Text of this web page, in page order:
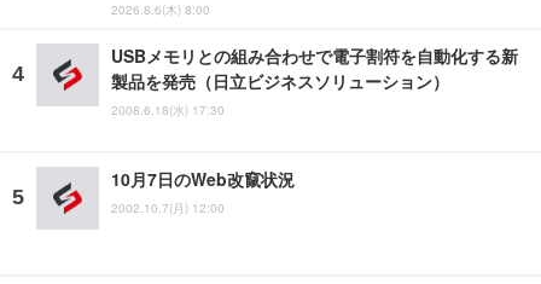
2026.8.6(木) 8:00
USBメモリとの組み合わせで電子割符を自動化する新
製品を発売（日立ビジネスソリューション）
2008.6.18(水) 17:30
10月7日のWeb改竄状況
2002.10.7(月) 12:00